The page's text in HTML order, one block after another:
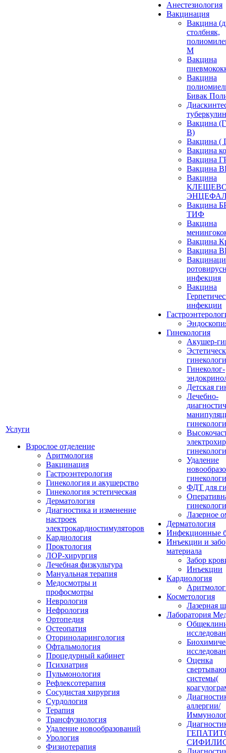
Услуги
Взрослое отделение
Аритмология
Вакцинация
Гастроэнтерология
Гинекология и акушерство
Гинекология эстетическая
Дерматология
Диагностика и изменение
настроек
электрокардиостимуляторов
Кардиология
Проктология
ЛОР-хирургия
Лечебная физкультура
Мануальная терапия
Медосмотры и
профосмотры
Неврология
Нефрология
Ортопедия
Остеопатия
Оториноларингология
Офтальмология
Процедурный кабинет
Психиатрия
Пульмонология
Рефлексотерапия
Сосудистая хирургия
Сурдология
Терапия
Трансфузиология
Удаление новообразований
Урология
Физиотерапия
Анестезиология
Вакцинация
Вакцина
столбняк,
М
Вакцина
Вакцина
Бивак
Вакцина
В)
Вакцина (
Вакцина
Вакцина
Вакцина
Вакцина
Вакцина
ТИФ
Вакцина
Вакцина
Вакцина
инфекция
Вакцина
инфекции
Гинекология
Акушер-
Гинеколог-
Детская
Лечебно-
Удаление
ФДТ для
Лазерное
Дерматология
Инфекционные
Инъекции и
материала
Забор
Инъекции
Кардиология
Косметология
Лазерная
Лаборатория
Оценка
системы(
аллергии/